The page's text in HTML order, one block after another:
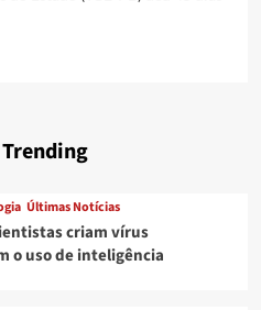
Últimas Notícias
criam vírus
o uso de inteligência